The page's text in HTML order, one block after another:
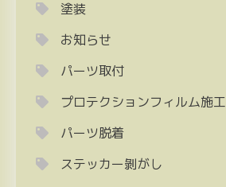
塗装
お知らせ
パーツ取付
プロテクションフィルム施工
パーツ脱着
ステッカー剝がし